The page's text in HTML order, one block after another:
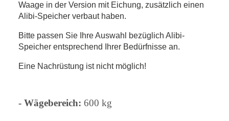
Waage in der Version mit Eichung, zusätzlich einen
Alibi-Speicher verbaut haben.
Bitte passen Sie Ihre Auswahl bezüglich Alibi-
Speicher entsprechend Ihrer Bedürfnisse an.
Eine Nachrüstung ist nicht möglich!
- Wägebereich: 600 kg